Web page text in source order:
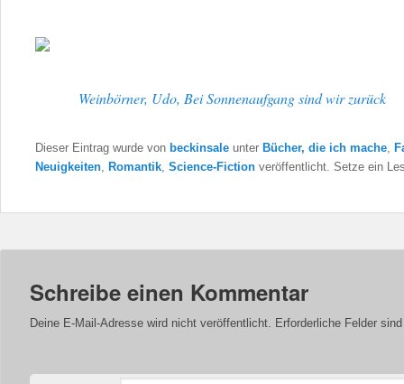
Weinbörner, Udo, Bei Sonnenaufgang sind wir zurück
Dieser Eintrag wurde von beckinsale unter Bücher, die ich mache
Neuigkeiten
Romantik Science-Fiction veröffentlicht. Setze ein
Schreibe einen Kommentar
Deine E-Mail-Adresse wird nicht veröffentlicht. Erforderliche Felder